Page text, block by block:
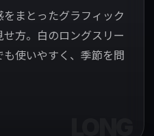
まとったグラフィック
方。白のロングスリー
使いやすく、季節を問